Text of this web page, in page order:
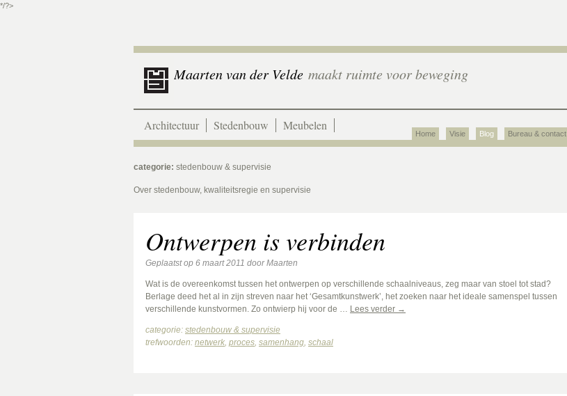
*/?>
Maarten van der Velde maakt ruimte voor beweging
Architectuur Stedenbouw Meubelen
Home Visie Blog Bureau & contact
categorie: stedenbouw & supervisie
Over stedenbouw, kwaliteitsregie en supervisie
Ontwerpen is verbinden
Geplaatst op 6 maart 2011 door Maarten
Wat is de overeenkomst tussen het ontwerpen op verschillende schaalniveaus, zeg maar van stoel tot stad?
Berlage deed het al in zijn streven naar het ‘Gesamtkunstwerk’, het zoeken naar het ideale samenspel tussen
verschillende kunstvormen. Zo ontwierp hij voor de … Lees verder →
categorie: stedenbouw & supervisie
trefwoorden: netwerk, proces, samenhang, schaal